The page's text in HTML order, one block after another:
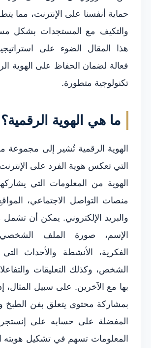
حماية أنفسنا على الإنترنت، مما
والتكيف مع المستجدات بشكل
هذا المقال الضوء على
فعالة لضمان الحفاظ على الهوية
تكنولوجية متطورة.
ما هي الهوية الرقمية؟
الهوية الرقمية تُشير إلى مجموعة
التي تعكس هوية الفرد على
الهوية من المعلومات التي
منصات التواصل الاجتماعي، المواقع
والبريد الإلكتروني. يمكن أن
الإسم، صورة الملف الشخصي،
الفكرية، الأنشطة والأحداث
الشخص، وكذلك التعليقات
بها مع الآخرين. على سبيل
بمشاركة محتوى يتعلق بفن الطبخ
المفضلة على حسابه على
المعلومات تسهم في تشكيل هويته